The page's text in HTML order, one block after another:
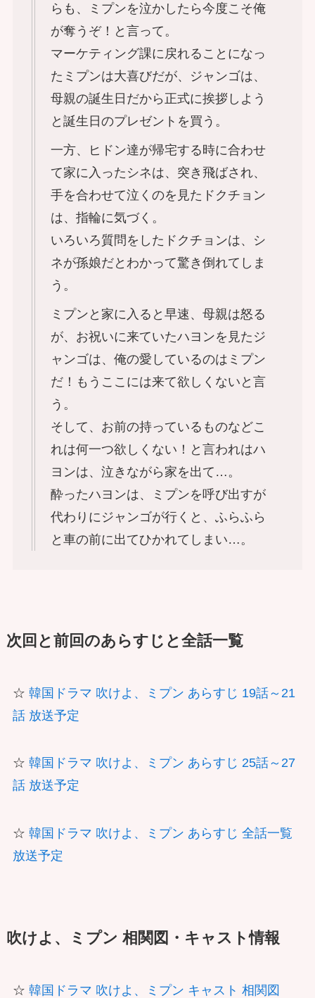
らも、ミプンを泣かしたら今度こそ俺
が奪うぞ！と言って。
マーケティング課に戻れることになっ
たミプンは大喜びだが、ジャンゴは、
母親の誕生日だから正式に挨拶しよう
と誕生日のプレゼントを買う。
一方、ヒドン達が帰宅する時に合わせ
て家に入ったシネは、突き飛ばされ、
手を合わせて泣くのを見たドクチョン
は、指輪に気づく。
いろいろ質問をしたドクチョンは、シ
ネが孫娘だとわかって驚き倒れてしま
う。
ミプンと家に入ると早速、母親は怒る
が、お祝いに来ていたハヨンを見たジ
ャンゴは、俺の愛しているのはミプン
だ！もうここには来て欲しくないと言
う。
そして、お前の持っているものなどこ
れは何一つ欲しくない！と言われはハ
ヨンは、泣きながら家を出て…。
酔ったハヨンは、ミプンを呼び出すが
代わりにジャンゴが行くと、ふらふら
と車の前に出てひかれてしまい…。
次回と前回のあらすじと全話一覧
☆ 韓国ドラマ 吹けよ、ミプン あらすじ 19話～21
話 放送予定
☆ 韓国ドラマ 吹けよ、ミプン あらすじ 25話～27
話 放送予定
☆ 韓国ドラマ 吹けよ、ミプン あらすじ 全話一覧
放送予定
吹けよ、ミプン 相関図・キャスト情報
☆ 韓国ドラマ 吹けよ、ミプン キャスト 相関図